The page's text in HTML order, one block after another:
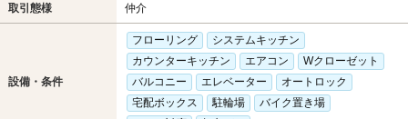
取引態様 仲介
設備・条件
フローリング
システムキッチン
カウンターキッチン
エアコン
Wクローゼット
バルコニー
エレベーター
オートロック
宅配ボックス
駐輪場
バイク置き場